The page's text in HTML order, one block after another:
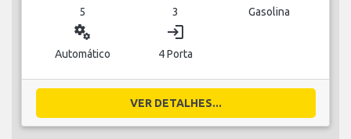
5 3 Gasolina
miscellaneous_services
Automático
login
4 Porta
VER DETALHES...